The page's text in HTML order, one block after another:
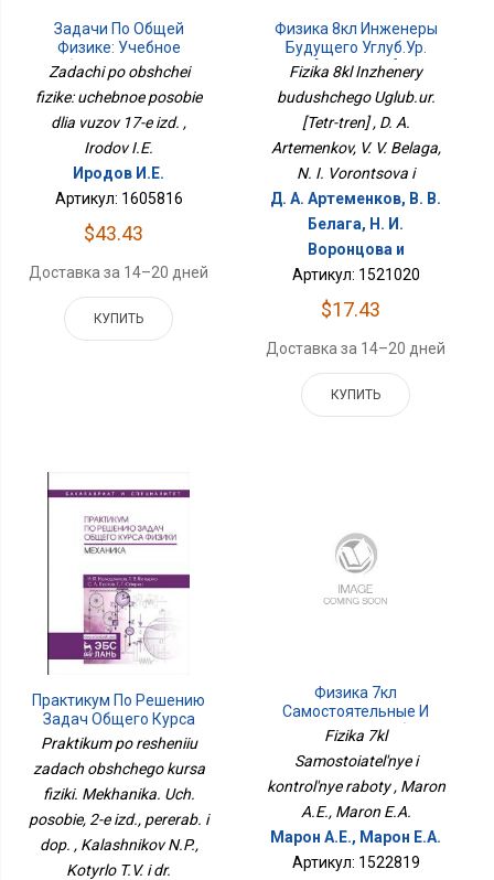
Задачи По Общей
Физике: Учебное
Пособие Для Вузов 17-Е
Изд.
Zadachi po obshchei
fizike: uchebnoe posobie
dlia vuzov 17-e izd. ,
Irodov I.E.
Иродов И.Е.
Артикул: 1605816
$43.43
Доставка за 14–20 дней
КУПИТЬ
Физика 8кл Инженеры
Будущего Углуб.ур.
[Тетр-Трен]
Fizika 8kl Inzhenery
budushchego Uglub.ur.
[Tetr-tren] , D. A.
Artemenkov, V. V. Belaga,
N. I. Vorontsova i
Д. А. Артеменков, В. В.
Белага, Н. И.
Воронцова и
Артикул: 1521020
$17.43
Доставка за 14–20 дней
КУПИТЬ
Практикум По Решению
Задач Общего Курса
Физики. Механика. Уч.
Пособие, 2-Е Изд.,
Перераб. И Доп.
Praktikum po resheniiu
zadach obshchego kursa
fiziki. Mekhanika. Uch.
posobie, 2-e izd., pererab. i
dop. , Kalashnikov N.P.,
Kotyrlo T.V. i dr.
Физика 7кл
Самостоятельные И
Контрольные Работы
Fizika 7kl
Samostoiatel'nye i
kontrol'nye raboty , Maron
A.E., Maron E.A.
Марон А.Е., Марон Е.А.
Артикул: 1522819